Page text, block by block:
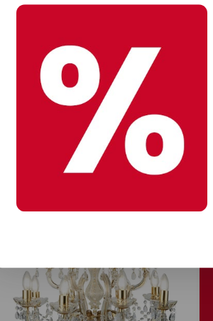
Lindby Kronleuchter Elanova,
messing, 6-flg., Ø 70 cm, E14
189,90 € UVP -30,00 €
219,90 €